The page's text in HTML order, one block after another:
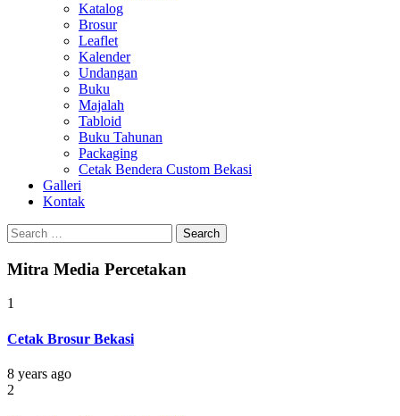
Katalog
Brosur
Leaflet
Kalender
Undangan
Buku
Majalah
Tabloid
Buku Tahunan
Packaging
Cetak Bendera Custom Bekasi
Galleri
Kontak
Search
for:
Mitra Media Percetakan
1
Cetak Brosur Bekasi
8 years ago
2